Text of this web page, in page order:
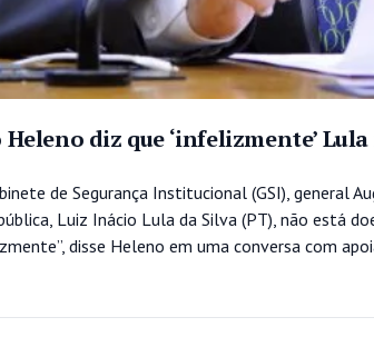
diz que ‘infelizmente’
de Segurança Institucional (GSI), general
Luiz Inácio Lula da Silva (PT), não está
disse Heleno em uma conversa com